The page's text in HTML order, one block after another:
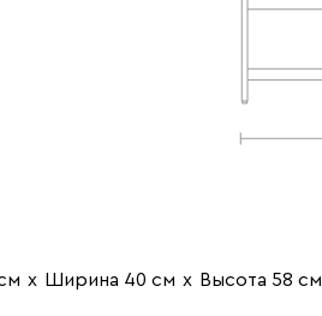
х Ширина 40 см х Высота 58 см